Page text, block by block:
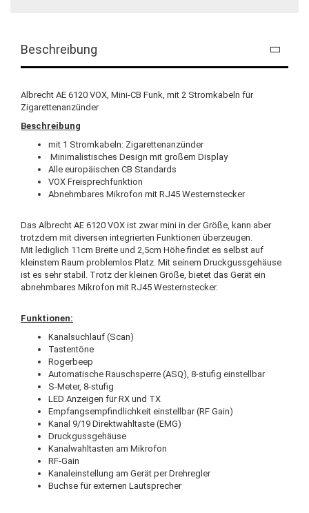
Beschreibung
Albrecht AE 6120 VOX, Mini-CB Funk, mit 2 Stromkabeln für
Zigarettenanzünder
Beschreibung
mit 1 Stromkabeln: Zigarettenanzünder
Minimalistisches Design mit großem Display
Alle europäischen CB Standards
VOX Freisprechfunktion
Abnehmbares Mikrofon mit RJ45 Westernstecker
Das Albrecht AE 6120 VOX ist zwar mini in der Größe, kann aber
trotzdem mit diversen integrierten Funktionen überzeugen.
Mit lediglich 11cm Breite und 2,5cm Höhe findet es selbst auf
kleinstem Raum problemlos Platz. Mit seinem Druckgussgehäuse
ist es sehr stabil. Trotz der kleinen Größe, bietet das Gerät ein
abnehmbares Mikrofon mit RJ45 Westernstecker.
Funktionen:
Kanalsuchlauf (Scan)
Tastentöne
Rogerbeep
Automatische Rauschsperre (ASQ), 8-stufig einstellbar
S-Meter, 8-stufig
LED Anzeigen für RX und TX
Empfangsempfindlichkeit einstellbar (RF Gain)
Kanal 9/19 Direktwahltaste (EMG)
Druckgussgehäuse
Kanalwahltasten am Mikrofon
RF-Gain
Kanaleinstellung am Gerät per Drehregler
Buchse für externen Lautsprecher